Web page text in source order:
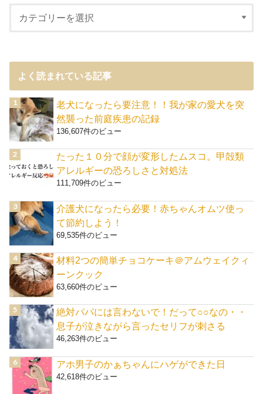
よく読まれている記事
老犬になったら要注意！！我が家の愛犬を突
然襲った前庭疾患の記録
136,607件のビュー
たった１０分で顔が変形したムスコ。甲殻類
アレルギーの恐ろしさと対処法
111,709件のビュー
介護犬になったら必要！赤ちゃんオムツ使っ
て節約しよう！
69,535件のビュー
材料2つの簡単チョコケーキ＠アムウェイクィ
ーンクック
63,660件のビュー
絶対パパには言わないで！だって○○なの・・
息子が泣きながら言ったセリフが刺さる
46,263件のビュー
アホ男子のかぁちゃんにハゲができた日
42,618件のビュー